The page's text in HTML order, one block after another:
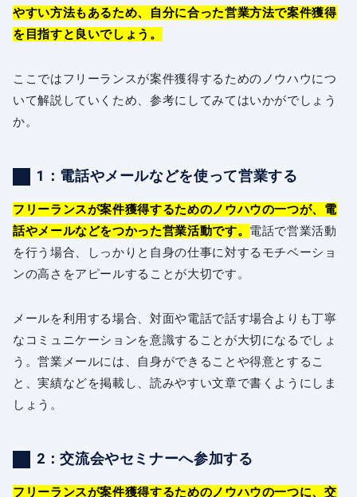
やすい方法もあるため、自分に合った営業方法で案件獲得
を目指すと良いでしょう。
ここではフリーランスが案件獲得するためのノウハウにつ
いて解説していくため、参考にしてみてはいかがでしょう
か。
1：電話やメールなどを使って営業する
フリーランスが案件獲得するためのノウハウの一つが、電
話やメールなどをつかった営業活動です。 電話で営業活動
を行う場合、しっかりと自身の仕事に対するモチベーショ
ンの高さをアピールすることが大切です。
メールを利用する場合、対面や電話で話す場合よりも丁寧
なコミュニケーションを意識することが大切になるでしょ
う。営業メールには、自身ができることや得意とするこ
と、実績などを掲載し、読みやすい文章で書くようにしま
しょう。
2：交流会やセミナーへ参加する
フリーランスが案件獲得するためのノウハウの一つに、交